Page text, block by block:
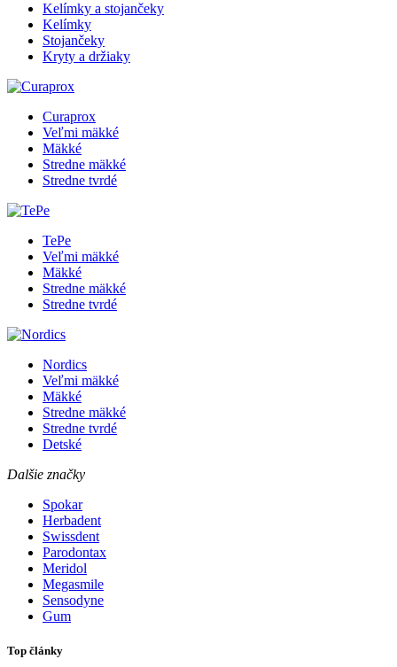
Kelímky a stojančeky
Kelímky
Stojančeky
Kryty a držiaky
Curaprox
Veľmi mäkké
Mäkké
Stredne mäkké
Stredne tvrdé
TePe
Veľmi mäkké
Mäkké
Stredne mäkké
Stredne tvrdé
Nordics
Veľmi mäkké
Mäkké
Stredne mäkké
Stredne tvrdé
Detské
Dalšie značky
Spokar
Herbadent
Swissdent
Parodontax
Meridol
Megasmile
Sensodyne
Gum
Top články